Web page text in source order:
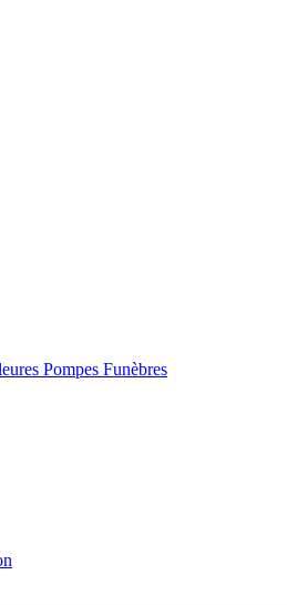
Pompes Funèbres